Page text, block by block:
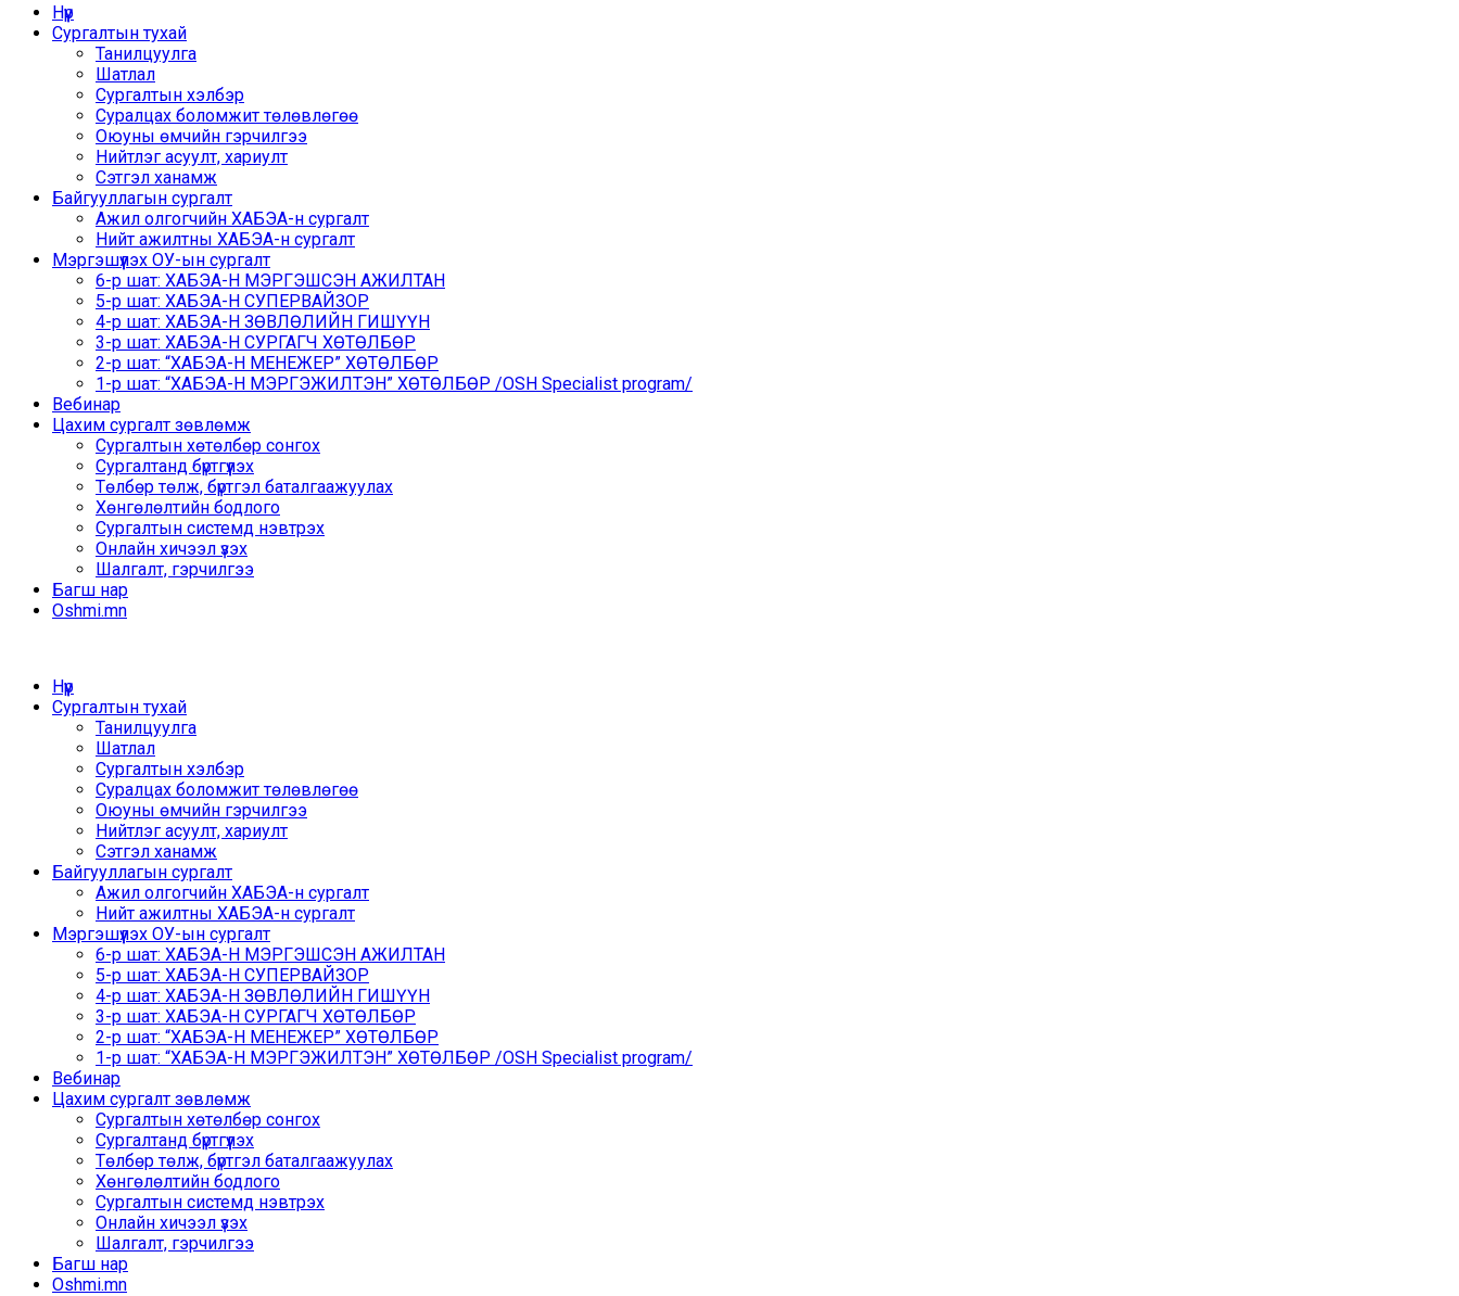
Нүүр
Сургалтын тухай
Танилцуулга
Шатлал
Сургалтын хэлбэр
Суралцах боломжит төлөвлөгөө
Оюуны өмчийн гэрчилгээ
Нийтлэг асуулт, хариулт
Сэтгэл ханамж
Байгууллагын сургалт
Ажил олгогчийн ХАБЭА-н сургалт
Нийт ажилтны ХАБЭА-н сургалт
Мэргэшүүлэх ОУ-ын сургалт
6-р шат: ХАБЭА-Н МЭРГЭШСЭН АЖИЛТАН
5-р шат: ХАБЭА-Н СУПЕРВАЙЗОР
4-р шат: ХАБЭА-Н ЗӨВЛӨЛИЙН ГИШҮҮН
3-р шат: ХАБЭА-Н СУРГАГЧ ХӨТӨЛБӨР
2-р шат: “ХАБЭА-Н МЕНЕЖЕР” ХӨТӨЛБӨР
1-р шат: “ХАБЭА-Н МЭРГЭЖИЛТЭН” ХӨТӨЛБӨР /OSH Specialist program/
Вебинар
Цахим сургалт зөвлөмж
Сургалтын хөтөлбөр сонгох
Сургалтанд бүртгүүлэх
Төлбөр төлж, бүртгэл баталгаажуулах
Хөнгөлөлтийн бодлого
Сургалтын системд нэвтрэх
Онлайн хичээл үзэх
Шалгалт, гэрчилгээ
Багш нар
Oshmi.mn
Нүүр
Сургалтын тухай
Танилцуулга
Шатлал
Сургалтын хэлбэр
Суралцах боломжит төлөвлөгөө
Оюуны өмчийн гэрчилгээ
Нийтлэг асуулт, хариулт
Сэтгэл ханамж
Байгууллагын сургалт
Ажил олгогчийн ХАБЭА-н сургалт
Нийт ажилтны ХАБЭА-н сургалт
Мэргэшүүлэх ОУ-ын сургалт
6-р шат: ХАБЭА-Н МЭРГЭШСЭН АЖИЛТАН
5-р шат: ХАБЭА-Н СУПЕРВАЙЗОР
4-р шат: ХАБЭА-Н ЗӨВЛӨЛИЙН ГИШҮҮН
3-р шат: ХАБЭА-Н СУРГАГЧ ХӨТӨЛБӨР
2-р шат: “ХАБЭА-Н МЕНЕЖЕР” ХӨТӨЛБӨР
1-р шат: “ХАБЭА-Н МЭРГЭЖИЛТЭН” ХӨТӨЛБӨР /OSH Specialist program/
Вебинар
Цахим сургалт зөвлөмж
Сургалтын хөтөлбөр сонгох
Сургалтанд бүртгүүлэх
Төлбөр төлж, бүртгэл баталгаажуулах
Хөнгөлөлтийн бодлого
Сургалтын системд нэвтрэх
Онлайн хичээл үзэх
Шалгалт, гэрчилгээ
Багш нар
Oshmi.mn